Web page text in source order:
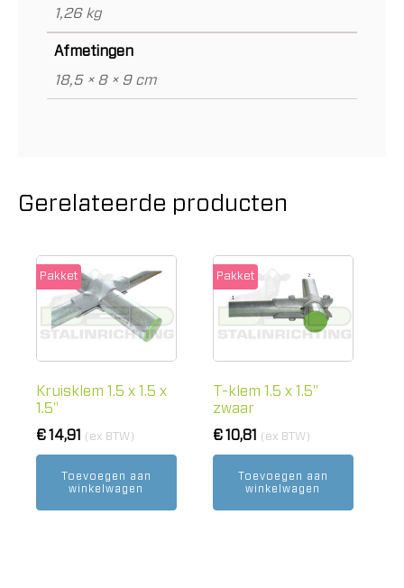
1,26 kg
Afmetingen
18,5 × 8 × 9 cm
Gerelateerde producten
Kruisklem 1.5 x 1.5 x
1.5"
Pakket
€14,91 (ex BTW)
Toevoegen aan
winkelwagen
T-klem 1.5 x 1.5"
zwaar
Pakket
€10,81 (ex BTW)
Toevoegen aan
winkelwagen